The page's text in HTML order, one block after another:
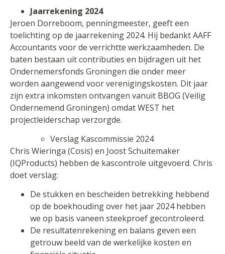
Jaarrekening 2024
Jeroen Dorreboom, penningmeester, geeft een
toelichting op de jaarrekening 2024. Hij bedankt AAFF
Accountants voor de verrichtte werkzaamheden. De
baten bestaan uit contributies en bijdragen uit het
Ondernemersfonds Groningen die onder meer
worden aangewend voor verenigingskosten. Dit jaar
zijn extra inkomsten ontvangen vanuit BBOG (Veilig
Ondernemend Groningen) omdat WEST het
projectleiderschap verzorgde.
Verslag Kascommissie 2024
Chris Wieringa (Cosis) en Joost Schuitemaker
(IQProducts) hebben de kascontrole uitgevoerd. Chris
doet verslag:
De stukken en bescheiden betrekking hebbend
op de boekhouding over het jaar 2024 hebben
we op basis vaneen steekproef gecontroleerd.
De resultatenrekening en balans geven een
getrouw beeld van de werkelijke kosten en